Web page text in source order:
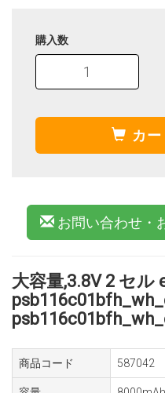
購入数
カ
お問い合わせ・
大容量,3.8V 2 セル
商品コード 587042